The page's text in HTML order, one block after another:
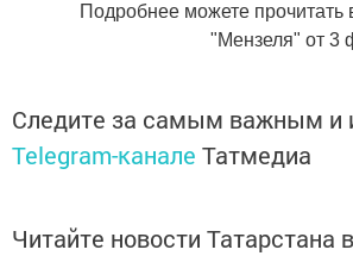
Подробнее можете прочитать
"Мензеля" от 3
Следите за самым важным и
Telegram-канале Татмедиа
Читайте новости Татарстана в